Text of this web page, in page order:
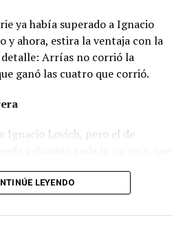
ya había superado a Ignacio
y ahora, estira la ventaja con la
Arrías no corrió la
ganó las cuatro que corrió.
Ignacio Lovich, pero el de
de 4.400 metros. Mandó
con mucha solidez. Damián Pérez
Dodge del José C. Paz Racing.
LEYENDO